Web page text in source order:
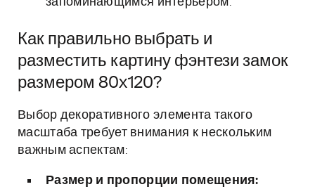
Как правильно выбрать и
разместить картину фэнтези замок
размером 80x120?
Выбор декоративного элемента такого
масштаба требует внимания к нескольким
важным аспектам:
Размер и пропорции помещения: